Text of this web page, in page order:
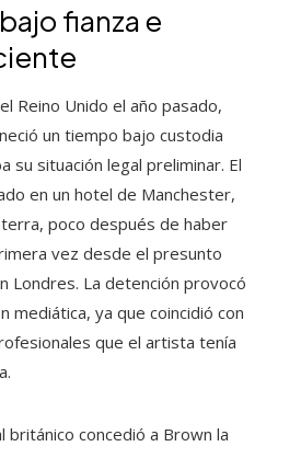
fianza e
Reino Unido el año pasado,
un tiempo bajo custodia
su situación legal preliminar. El
en un hotel de Manchester,
poco después de haber
vez desde el presunto
Londres. La detención provocó
mediática, ya que coincidió con
que el artista tenía
británico concedió a Brown la